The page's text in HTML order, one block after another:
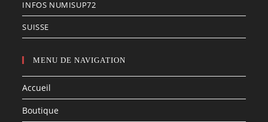
INFOS NUMISUP72
SUISSE
MENU DE NAVIGATION
Accueil
Boutique